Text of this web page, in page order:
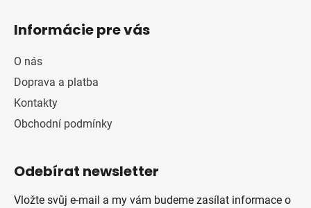
Informácie pre vás
O nás
Doprava a platba
Kontakty
Obchodní podmínky
Odebírat newsletter
Vložte svůj e-mail a my vám budeme zasílat informace o